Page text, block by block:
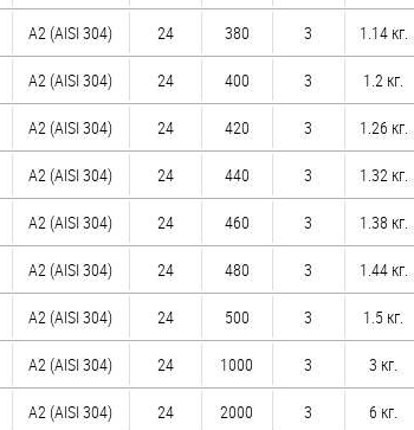
А2 (AISI 304) 24 380 3 1.14 кг.
А2 (AISI 304) 24 400 3 1.2 кг.
А2 (AISI 304) 24 420 3 1.26 кг.
А2 (AISI 304) 24 440 3 1.32 кг.
А2 (AISI 304) 24 460 3 1.38 кг.
А2 (AISI 304) 24 480 3 1.44 кг.
А2 (AISI 304) 24 500 3 1.5 кг.
А2 (AISI 304) 24 1000 3 3 кг.
А2 (AISI 304) 24 2000 3 6 кг.